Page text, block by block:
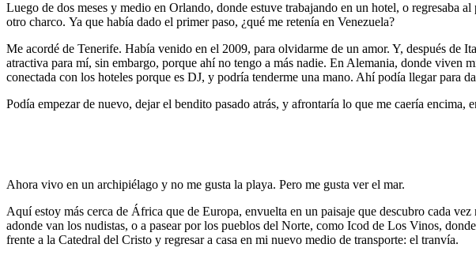
Luego de dos meses y medio en Orlando, donde estuve trabajando en un hotel, o
otro charco. Ya que había dado el primer paso, ¿qué me retenía en Venezuela?
Me acordé de Tenerife. Había venido en el 2009, para olvidarme de un amor. Y, después de
atractiva para mí, sin embargo, porque ahí no tengo a más nadie. En Alemania, donde viven
conectada con los hoteles porque es DJ, y podría tenderme una mano. Ahí podía llegar para
Podía empezar de nuevo, dejar el bendito pasado atrás, y afrontaría lo que me caería encima,
Ahora vivo en un archipiélago y no me gusta la playa. Pero me gusta ver el mar.
Aquí estoy más cerca de África que de Europa, envuelta en un paisaje que descubro cada
adonde van los nudistas, o a pasear por los pueblos del Norte, como Icod de Los Vinos,
frente a la Catedral del Cristo y regresar a casa en mi nuevo medio de transporte: el tranvía.